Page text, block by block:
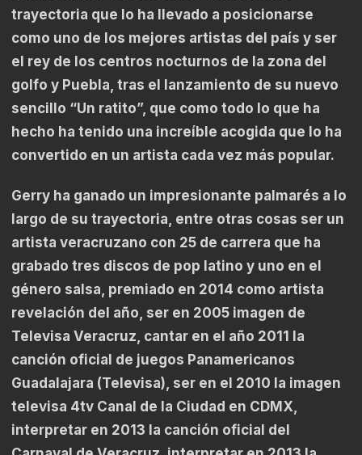
trayectoria que lo ha llevado a posicionarse
como uno de los mejores artistas del país y ser
el rey de los centros nocturnos de la zona del
golfo y Puebla, tras el lanzamiento de su nuevo
sencillo “Un ratito”, que como todo lo que ha
hecho ha tenido una increíble acogida que lo ha
convertido en un artista cada vez más popular.
Gerry ha ganado un impresionante palmarés a lo
largo de su trayectoria, entre otras cosas ser un
artista veracruzano con 25 de carrera que ha
grabado tres discos de pop latino y uno en el
género salsa, premiado en 2014 como artista
revelación del año, ser en 2005 imagen de
Televisa Veracruz, cantar en el año 2011 la
canción oficial de juegos Panamericanos
Guadalajara (Televisa), ser en el 2010 la imagen
televisa 4tv Canal de la Ciudad en CDMX,
interpretar en 2013 la canción oficial del